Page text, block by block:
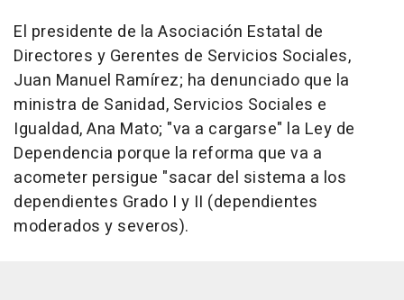
El presidente de la Asociación Estatal de
Directores y Gerentes de Servicios Sociales,
Juan Manuel Ramírez; ha denunciado que la
ministra de Sanidad, Servicios Sociales e
Igualdad, Ana Mato; "va a cargarse" la Ley de
Dependencia porque la reforma que va a
acometer persigue "sacar del sistema a los
dependientes Grado I y II (dependientes
moderados y severos).